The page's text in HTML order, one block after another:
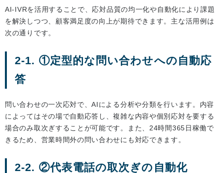
AI-IVRを活用することで、応対品質の均一化や自動化により課題
を解決しつつ、顧客満足度の向上が期待できます。主な活用例は
次の通りです。
2-1. ①定型的な問い合わせへの自動応
答
問い合わせの一次応対で、AIによる分析や分類を行います。内容
によってはその場で自動応答し、複雑な内容や個別応対を要する
場合のみ取次ぎすることが可能です。また、24時間365日稼働で
きるため、営業時間外の問い合わせにも対応できます。
2-2. ②代表電話の取次ぎの自動化